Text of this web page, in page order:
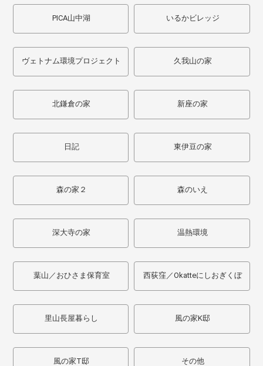
PICA山中湖 いるかビレッジ
ヴェトナム環境プロジェクト 久我山の家
北鎌倉の家 新座の家
日記 東伊豆の家
森の家２ 森のいえ
深大寺の家 温熱環境
葉山／おひさま保育室 西荻窪／Okatteにしおぎくぼ
里山長屋暮らし 風の家K邸
風の家T邸 その他